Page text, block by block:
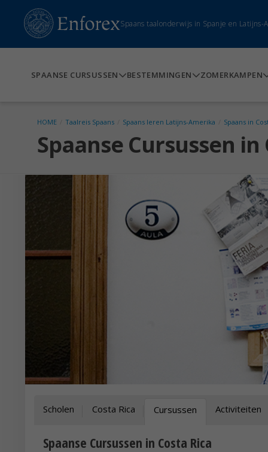
Spaans taalonderwijs in Spanje en Latijns-
SPAANSE CURSUSSEN BESTEMMINGEN ZOMERKAMPEN
HOME Taalreis Spaans Spaans leren Latijns-Amerika Spaans in
Spaanse Cursussen in
Scholen Costa Rica Cursussen Activiteiten
Spaanse Cursussen in Costa Rica